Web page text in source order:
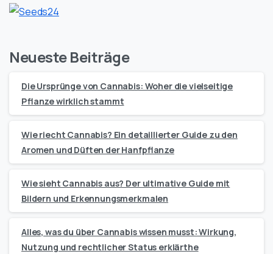
Neueste Beiträge
Die Ursprünge von Cannabis: Woher die vielseitige
Pflanze wirklich stammt
Wie riecht Cannabis? Ein detaillierter Guide zu den
Aromen und Düften der Hanfpflanze
Wie sieht Cannabis aus? Der ultimative Guide mit
Bildern und Erkennungsmerkmalen
Alles, was du über Cannabis wissen musst: Wirkung,
Nutzung und rechtlicher Status erklärthe